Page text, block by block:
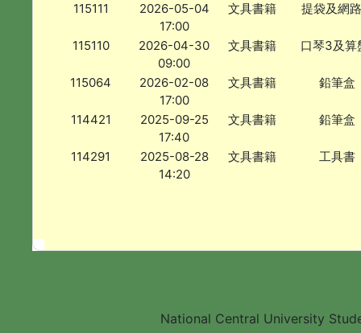
115111
2026-05-04
17:00
文具書籍 提袋及網
115110
2026-04-30
09:00
文具書籍 口琴3及算
115064
2026-02-08
17:00
文具書籍 鉛筆盒
114421
2025-09-25
17:40
文具書籍 鉛筆盒
114291
2025-08-28
14:20
文具書籍 工具書
National Central University